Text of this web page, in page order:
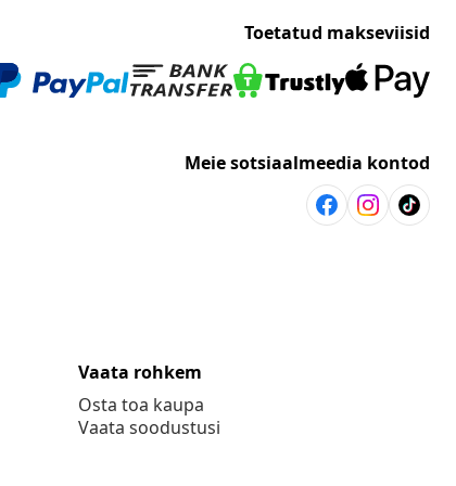
Toetatud makseviisid
Meie sotsiaalmeedia kontod
Vaata rohkem
Osta toa kaupa
Vaata soodustusi